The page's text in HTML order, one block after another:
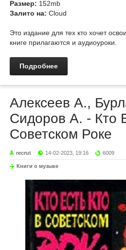
Размер: 152mb
Залито на: Cloud
Это издание для тех кто хочет
книге прилагаются и аудиоуроки.
Подробнее
Алексеев А.,
Сидоров А. - Кто
Советском Роке
recrut 14-02-2023, 19:16 6009
Книги о музыке